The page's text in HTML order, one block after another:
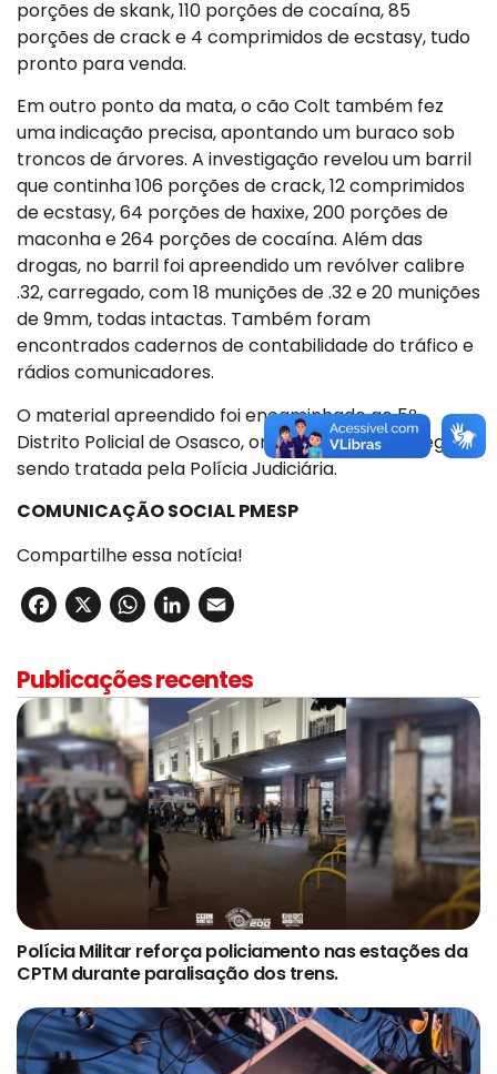
porções de skank, 110 porções de cocaína, 85
porções de crack e 4 comprimidos de ecstasy, tudo
pronto para venda.
Em outro ponto da mata, o cão Colt também fez
uma indicação precisa, apontando um buraco sob
troncos de árvores. A investigação revelou um barril
que continha 106 porções de crack, 12 comprimidos
de ecstasy, 64 porções de haxixe, 200 porções de
maconha e 264 porções de cocaína. Além das
drogas, no barril foi apreendido um revólver calibre
.32, carregado, com 18 munições de .32 e 20 munições
de 9mm, todas intactas. Também foram
encontrados cadernos de contabilidade do tráfico e
rádios comunicadores.
O material apreendido foi encaminhado ao 5º
Distrito Policial de Osasco, onde a ocorrência segue
sendo tratada pela Polícia Judiciária.
COMUNICAÇÃO SOCIAL PMESP
Compartilhe essa notícia!
Facebook
X WhatsApp
LinkedIn
Publicações recentes
Polícia Militar reforça policiamento nas estações da
CPTM durante paralisação dos trens.